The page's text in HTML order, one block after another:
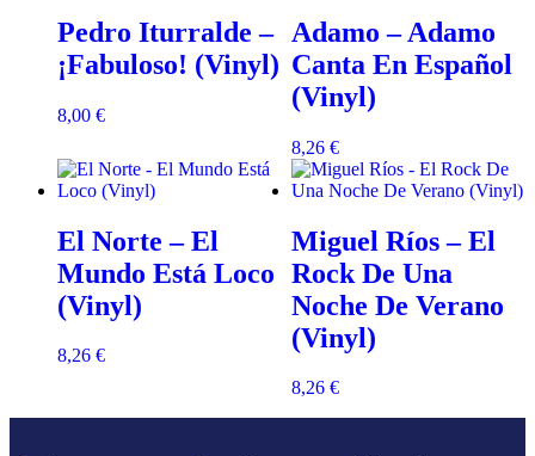
Pedro Iturralde –
¡Fabuloso! (Vinyl)
8,00 €
Adamo – Adamo
Canta En Español
(Vinyl)
8,26 €
El Norte – El
Mundo Está Loco
(Vinyl)
8,26 €
Miguel Ríos – El
Rock De Una
Noche De Verano
(Vinyl)
8,26 €